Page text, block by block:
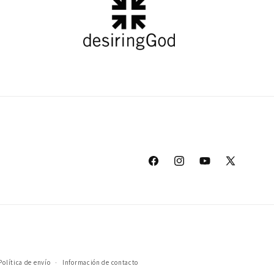
FacebookInstagramYouTube
X
de envío Información de contacto